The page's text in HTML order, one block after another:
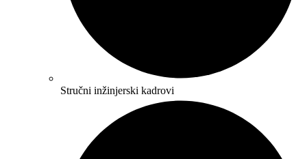
Stručni inžinjerski kadrovi